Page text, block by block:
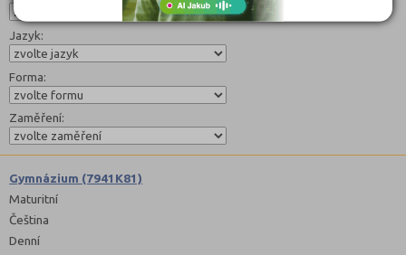
Jazyk:
Forma:
Zaměření:
Gymnázium (7941K81)
Maturitní
Čeština
Denní